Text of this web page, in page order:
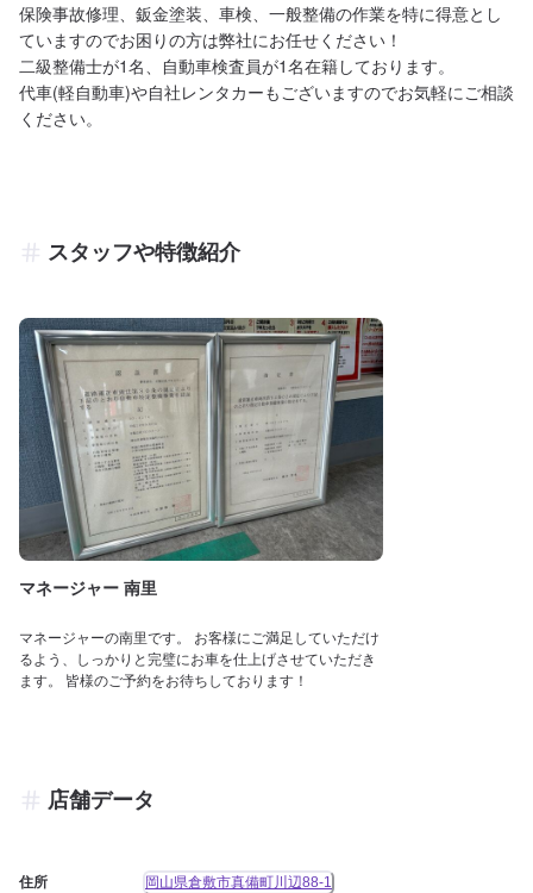
保険事故修理、鈑金塗装、車検、一般整備の作業を特に得意とし
ていますのでお困りの方は弊社にお任せください！
二級整備士が1名、自動車検査員が1名在籍しております。
代車(軽自動車)や自社レンタカーもございますのでお気軽にご相談
ください。
スタッフや特徴紹介
マネージャー 南里
マネージャーの南里です。 お客様にご満足していただけ
るよう、しっかりと完璧にお車を仕上げさせていただき
ます。 皆様のご予約をお待ちしております！
店舗データ
住所 岡山県倉敷市真備町川辺88-1